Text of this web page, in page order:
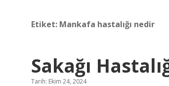
Etiket: Mankafa hastalığı nedir
Sakağı
Tarih: Ekim 24, 2024